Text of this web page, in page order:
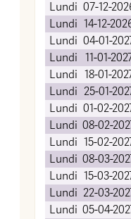
Lundi 07-12-
Lundi 14-12-
Lundi 04-01-
Lundi 11-01-
Lundi 18-01-
Lundi 25-01-
Lundi 01-02-
Lundi 08-02-
Lundi 15-02-
Lundi 08-03-
Lundi 15-03-
Lundi 22-03-
Lundi 05-04-